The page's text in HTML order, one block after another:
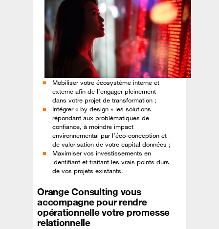
Mobiliser votre écosystème interne et
externe afin de l’engager pleinement
dans votre projet de transformation ;
Intégrer « by design » les solutions
répondant aux problématiques de
confiance, à moindre impact
environnemental par l’éco-conception et
de valorisation de votre capital données ;
Maximiser vos investissements en
identifiant et traitant les vrais points durs
de vos projets existants.
Orange Consulting vous
accompagne pour rendre
opérationnelle votre promesse
relationnelle